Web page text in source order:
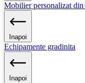
Mobilier personalizat din
Inapoi
Echipamente gradinita
Inapoi